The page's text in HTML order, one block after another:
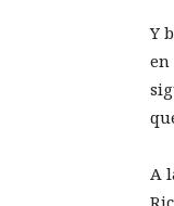
Y
en
A